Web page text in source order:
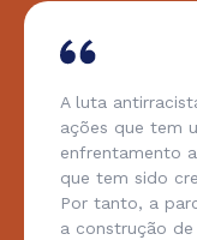
A luta
ações que tem
enfrentamento
que tem sido
Por tanto, a
a construção